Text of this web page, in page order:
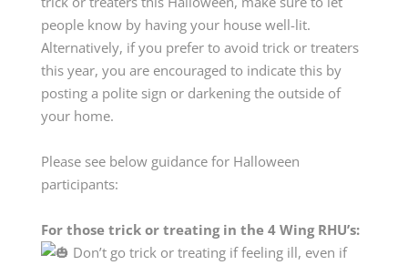
people know by having your house well-lit.
Alternatively, if you prefer to avoid trick or treaters
this year, you are encouraged to indicate this by
posting a polite sign or darkening the outside of
your home.
Please see below guidance for Halloween
participants:
For those trick or treating in the 4 Wing RHU’s:
Don’t go trick or treating if feeling ill, even if